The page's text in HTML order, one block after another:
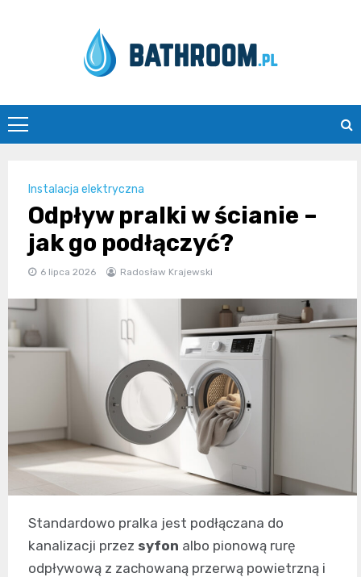
Bathroom.pl
Instalacja elektryczna
Odpływ pralki w ścianie –
jak go podłączyć?
6 lipca 2026 Radosław Krajewski
Standardowo pralka jest podłączana do
kanalizacji przez syfon albo pionową rurę
odpływową z zachowaną przerwą powietrzną i